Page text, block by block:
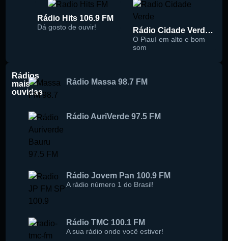
Rádio Hits 106.9 FM
Dá gosto de ouvir! Rádio Cidade Verde 93.5 FM
O Piauí em alto e bom
som
Rádios
mais
ouvidas
Rádio Massa 98.7 FM
Rádio AuriVerde 97.5 FM
Rádio Jovem Pan 100.9 FM
A rádio número 1 do Brasil!
Rádio TMC 100.1 FM
A sua rádio onde você estiver!